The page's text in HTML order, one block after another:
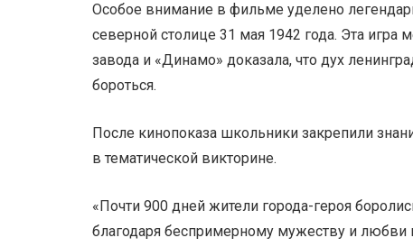
Особое внимание в фильме уделено
северной столице 31 мая 1942 года. Эта
завода и «Динамо» доказала, что дух
бороться.
После кинопоказа школьники закрепили
в тематической викторине.
«Почти 900 дней жители города-героя
благодаря беспримерному мужеству и